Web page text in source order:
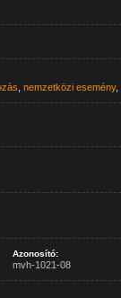
,nemzetközi esemény,
Azonosító:
mvh-1021-08